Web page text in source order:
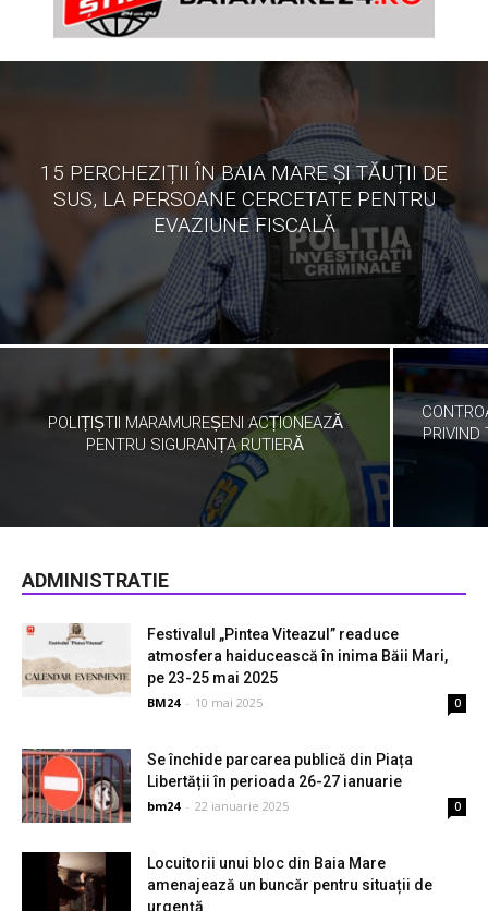
15 PERCHEZIȚII ÎN BAIA MARE ȘI TĂUȚII DE
SUS, LA PERSOANE CERCETATE PENTRU
EVAZIUNE FISCALĂ
POLIȚIȘTII MARAMUREȘENI ACȚIONEAZĂ
PENTRU SIGURANȚA RUTIERĂ
PRIVIND
ADMINISTRATIE
Festivalul „Pintea Viteazul” readuce
atmosfera haiducească în inima Băii Mari,
pe 23-25 mai 2025
BM24 - 10 mai 2025 0
Se închide parcarea publică din Piața
Libertății în perioada 26-27 ianuarie
bm24 - 22 ianuarie 2025 0
Locuitorii unui bloc din Baia Mare
amenajează un buncăr pentru situații de
urgență